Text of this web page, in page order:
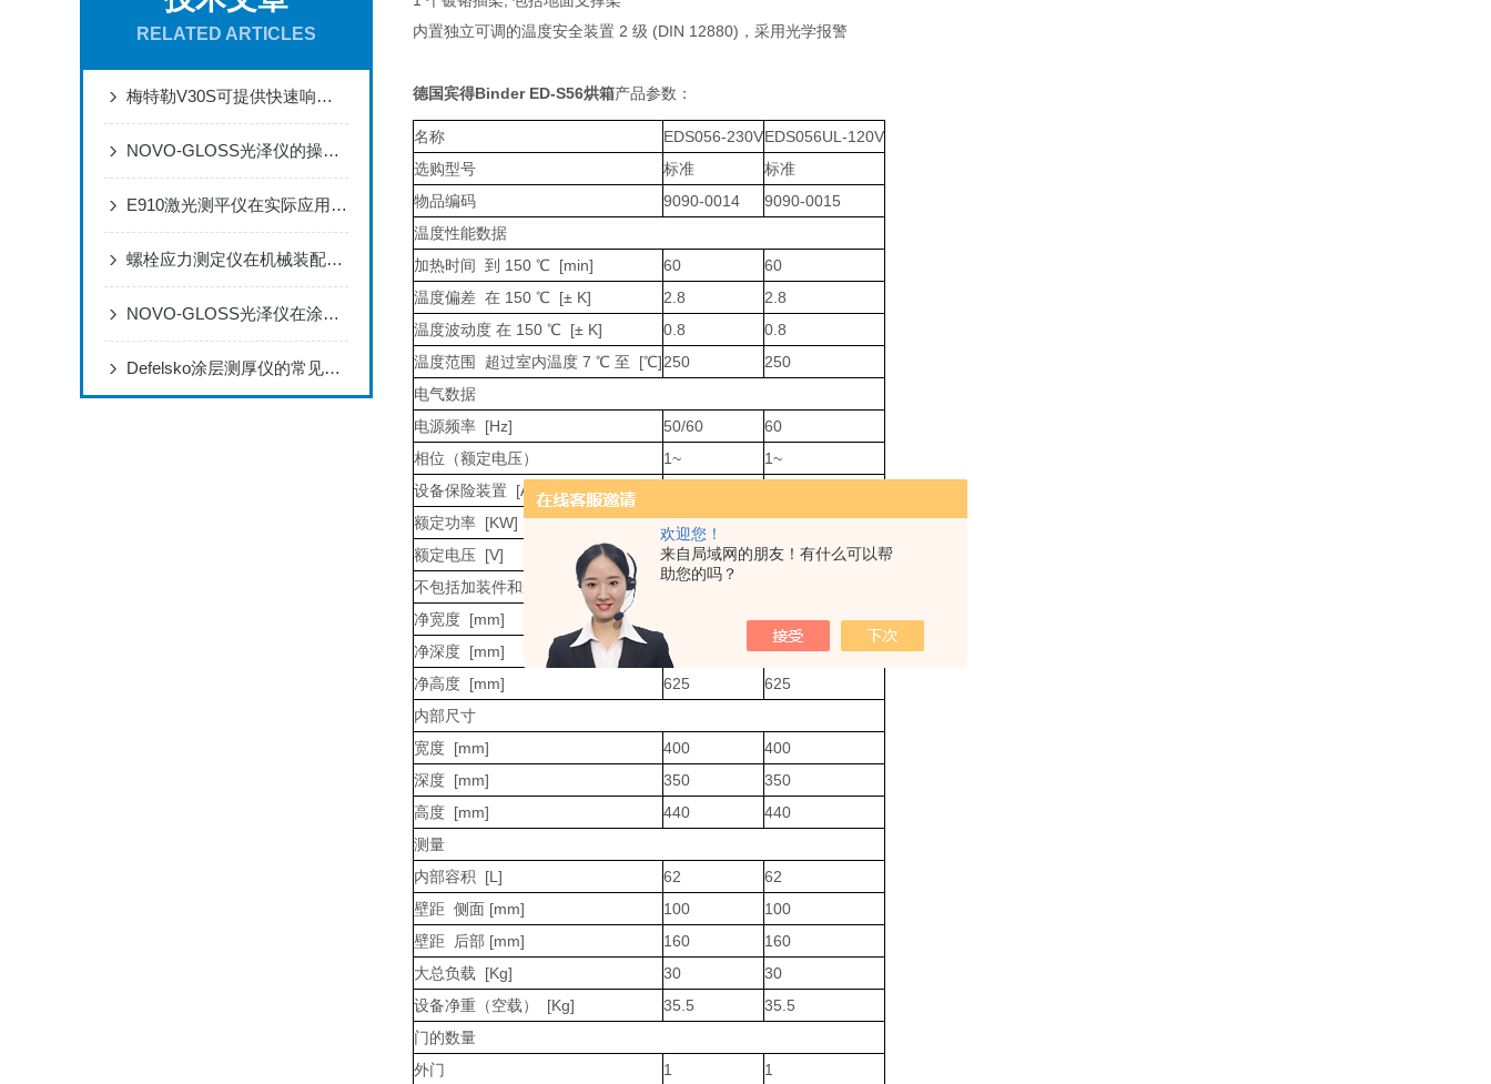
欢迎您！
来自局域网的朋友！有什么可以帮
助您的吗？
RELATED ARTICLES
梅特勒V30S可提供快速响应的质量测量通道
NOVO-GLOSS光泽仪的操作与运维规范
E910激光测平仪在实际应用场景中的作用体现
螺栓应力测定仪在机械装配过程中的作用
NOVO-GLOSS光泽仪在涂料生产和检测过程中的应用
Defelsko涂层测厚仪的常见应用有哪些？
内置独立可调的温度安全装置 2 级 (DIN 12880)，采用光学报警
德国宾得Binder ED-S56烘箱产品参数：
名称 EDS056-230VEDS056UL-120V
选购型号
标准
标准
物品编码
9090-0014
9090-0015
温度性能数据
加热时间 到 150 ℃ [min]
60
60
温度偏差 在 150 ℃ [± K]
2.8
2.8
温度波动度 在 150 ℃ [± K]
0.8
0.8
温度范围 超过室内温度 7 ℃ 至 [℃]250
250
电气数据
电源频率 [Hz]
50/60
60
相位（额定电压）
1~
1~
设备保险装置 [A]
额定功率 [KW]
1.05
1.05
额定电压 [V]
230
120
不包括加装件和连接件的外壳尺寸
净宽度 [mm]
614
净深度 [mm]
577
577
净高度 [mm]
625
625
内部尺寸
宽度 [mm]
400
400
深度 [mm]
350
350
高度 [mm]
440
440
测量
内部容积 [L]
62
62
壁距 侧面 [mm]
100
100
壁距 后部 [mm]
160
160
大总负载 [Kg]
30
30
设备净重（空载） [Kg]
35.5
35.5
门的数量
外门
1
1